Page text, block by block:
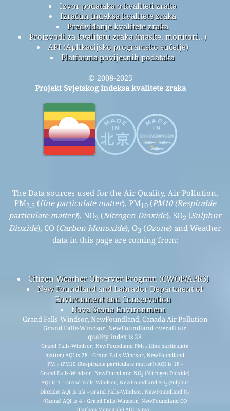
Izvor podataka o kvaliteti zraka
Izračun indeksa kvalitete zraka
Predviđanje kvalitete zraka
Proizvodi za kvalitetu zraka (maske, monitori…)
API (Aplikacijsko programsko sučelje)
Platforma povijesnih podataka
© 2008-2025
Projekt Svjetskog indeksa kvalitete zraka
The Data sources used for the Air Quality, Air Pollution,
PM2.5 (fine particulate matter), PM10(PM10 (Respirable
particulate matter)), NO2 (Nitrogen Dioxide), SO2 (Sulphur
Dioxide), CO (Carbon Monoxide), O3 (Ozone) and Weather
data in this page are coming from:
Citizen Weather Observer Program (CWOP/APRS)
New Foundland and Labrador Department of
Environment and Conservation
Nova Scotia Environment
Grand Falls-Windsor, NewFoundland, Canada Air Pollution
Grand Falls-Windsor, NewFoundland overall air
quality index is 28
Grand Falls-Windsor, NewFoundland PM2.5 (fine particulate
matter) AQI is 28 - Grand Falls-Windsor, NewFoundland
PM10(PM10 (Respirable particulate matter)) AQI is 18 -
Grand Falls-Windsor, NewFoundland NO2 (Nitrogen Dioxide)
AQI is 1 - Grand Falls-Windsor, NewFoundland SO2(Sulphur
Dioxide) AQI is n/a - Grand Falls-Windsor, NewFoundland O3
(Ozone) AQI is 4 - Grand Falls-Windsor, NewFoundland CO